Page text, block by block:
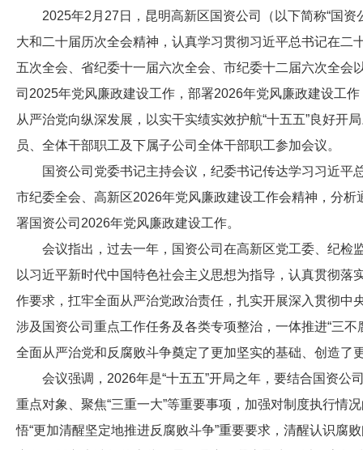
2025年2月27日，昆明高新区国资公司（以下简称“国
大和二十届历次全会精神，认真学习贯彻习近平总书记在
五次全会、‍‍省纪委十一届六次全会、市纪委十二届六次全
司2025年党风廉政建设工作，部署2026年党风廉政建设工
从严治党向纵深发展，以实干实绩实效护航“十五五”良好开
员、全体干部职工及下属子公司全体干部职工参加会议。
国资公司党委书记主持会议，纪委书记传达学习习近
市纪委全会、高新区2026年党风廉政建设工作会精神，分
署国资公司2026年党风廉政建设工作。
会议指出，过去一年，国资公司在高新区党工委、纪检
以习近平新时代中国特色社会主义思想为指导，认真贯彻
作要求，扛牢全面从严治党政治责任，扎实开展深入贯彻
涉及国资公司重点工作任务及各类专项整治，一体推进“三
全面从严治党和反腐败斗争奠定了更加坚实的基础、创造了
会议强调，2026年是“十五五”开局之年，要结合国资公
重点对象、聚焦“三重一大”等重要事项，加强对制度执行情
悟“更加清醒坚定地推进反腐败斗争”重要要求，清醒认识腐